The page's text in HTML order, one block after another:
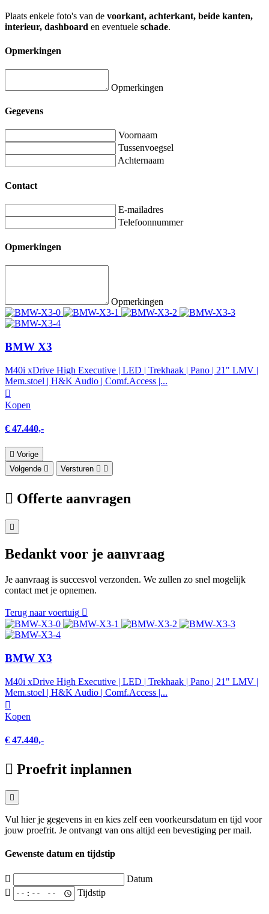
Plaats enkele foto's van de voorkant, achterkant, beide kanten,
interieur, dashboard en eventuele schade.
Opmerkingen
Opmerkingen
Gegevens
Voornaam
Tussenvoegsel
Achternaam
Contact
E-mailadres
Telefoonnummer
Opmerkingen
Opmerkingen
BMW X3
M40i xDrive High Executive | LED | Trekhaak | Pano | 21" LMV |
Mem.stoel | H&K Audio | Comf.Access |...
Kopen
€ 47.440,-
Vorige
Volgende
Versturen
Offerte aanvragen
Bedankt voor je aanvraag
Je aanvraag is succesvol verzonden. We zullen zo snel mogelijk
contact met je opnemen.
Terug naar voertuig
BMW X3
M40i xDrive High Executive | LED | Trekhaak | Pano | 21" LMV |
Mem.stoel | H&K Audio | Comf.Access |...
Kopen
€ 47.440,-
Proefrit inplannen
Vul hier je gegevens in en kies zelf een voorkeursdatum en tijd voor
jouw proefrit. Je ontvangt van ons altijd een bevestiging per mail.
Gewenste datum en tijdstip
Datum
Tijdstip